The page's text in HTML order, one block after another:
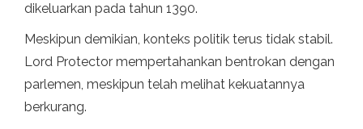
dikeluarkan pada tahun 1390.
Meskipun demikian, konteks politik terus tidak stabil.
Lord Protector mempertahankan bentrokan dengan
parlemen, meskipun telah melihat kekuatannya
berkurang.